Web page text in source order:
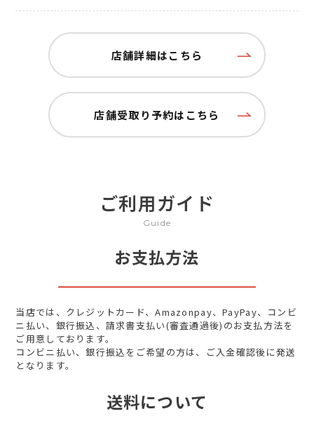
店舗詳細はこちら
店舗受取り予約はこちら
ご利用ガイド
Guide
お支払方法
当店では、クレジットカード、Amazonpay、PayPay、コンビ
ニ払い、銀行振込、請求書支払い(審査通過後)のお支払方法を
ご用意しております。
コンビニ払い、銀行振込をご希望の方は、ご入金確認後に発送
となります。
送料について